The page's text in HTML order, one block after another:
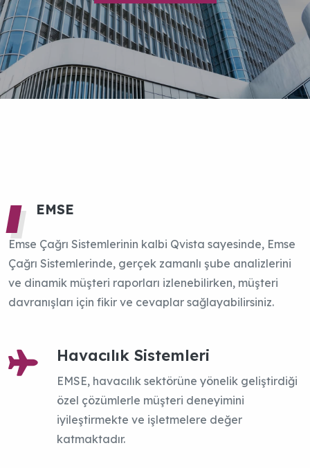
ÜRÜNLERI İNCELE
ÜRÜNLERI İNCELE
ÜRÜNLERI İNCELE
ÜRÜNLERI İNCELE
ÜRÜNLERI İNCELE
Emse Çağrı Sistemlerinin kalbi Qvista sayesinde, Emse
Çağrı Sistemlerinde, gerçek zamanlı şube analizlerini
ve dinamik müşteri raporları izlenebilirken, müşteri
davranışları için fikir ve cevaplar sağlayabilirsiniz.
Havacılık Sistemleri
EMSE, havacılık sektörüne yönelik geliştirdiği
özel çözümlerle müşteri deneyimini
iyileştirmekte ve işletmelere değer
katmaktadır.